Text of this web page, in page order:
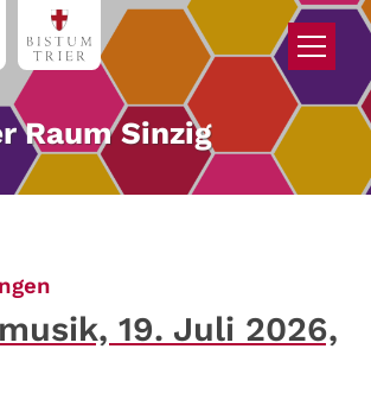
Raum Sinzig
19. Juli 2026,